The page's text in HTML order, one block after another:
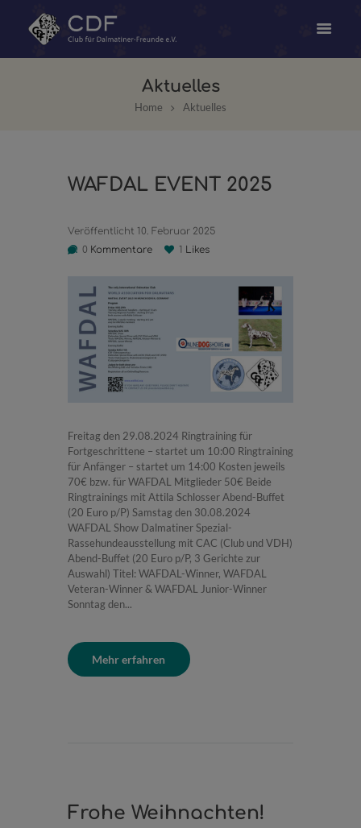
Aktuelles
Home Aktuelles
WAFDAL EVENT 2025
Veröffentlicht 10. Februar 2025
0 Kommentare 1 Likes
Freitag den 29.08.2024 Ringtraining für
Fortgeschrittene – startet um 10:00 Ringtraining
für Anfänger – startet um 14:00 Kosten jeweils
70€ bzw. für WAFDAL Mitglieder 50€ Beide
Ringtrainings mit Attila Schlosser Abend-Buffet
(20 Euro p/P) Samstag den 30.08.2024
WAFDAL Show Dalmatiner Spezial-
Rassehundeausstellung mit CAC (Club und VDH)
Abend-Buffet (20 Euro p/P, 3 Gerichte zur
Auswahl) Titel: WAFDAL-Winner, WAFDAL
Veteran-Winner & WAFDAL Junior-Winner
Sonntag den...
Mehr erfahren
Frohe Weihnachten!